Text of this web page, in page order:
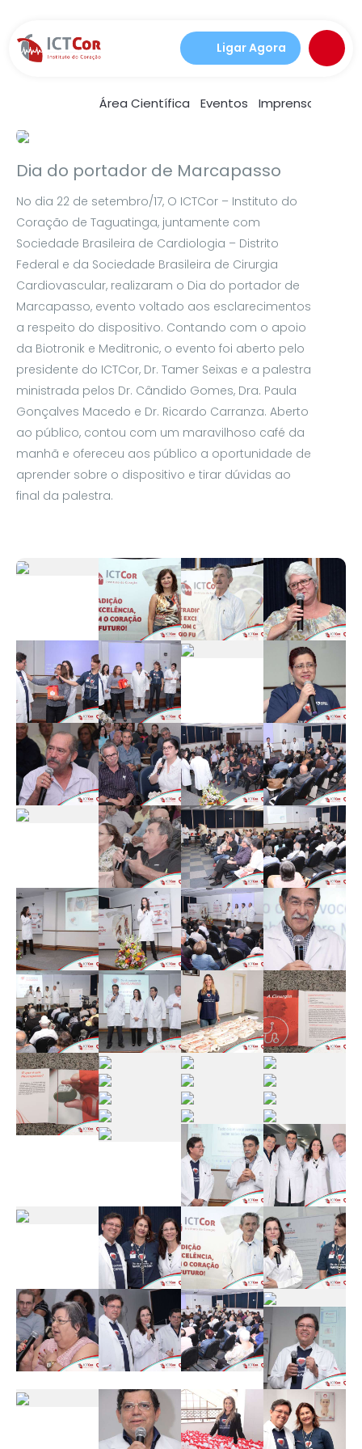
Ligar Agora
Área Científica Eventos Imprensa
Dia do portador de Marcapasso
No dia 22 de setembro/17, O ICTCor – Instituto do
Coração de Taguatinga, juntamente com
Sociedade Brasileira de Cardiologia – Distrito
Federal e da Sociedade Brasileira de Cirurgia
Cardiovascular, realizaram o Dia do portador de
Marcapasso, evento voltado aos esclarecimentos
a respeito do dispositivo. Contando com o apoio
da Biotronik e Meditronic, o evento foi aberto pelo
presidente do ICTCor, Dr. Tamer Seixas e a palestra
ministrada pelos Dr. Cândido Gomes, Dra. Paula
Gonçalves Macedo e Dr. Ricardo Carranza. Aberto
ao público, contou com um maravilhoso café da
manhã e ofereceu aos público a oportunidade de
aprender sobre o dispositivo e tirar dúvidas ao
final da palestra.